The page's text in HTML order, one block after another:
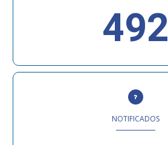
492
NOTIFICADOS